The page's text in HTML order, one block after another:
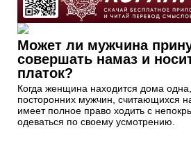
Может ли мужчина
совершать намаз и
платок?
Когда женщина находится дома
посторонних мужчин, считающихся
имеет полное право ходить с
одеваться по своему усмотрению.